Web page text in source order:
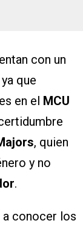
con un
que
en el MCU
, quien
y no
.
a conocer los